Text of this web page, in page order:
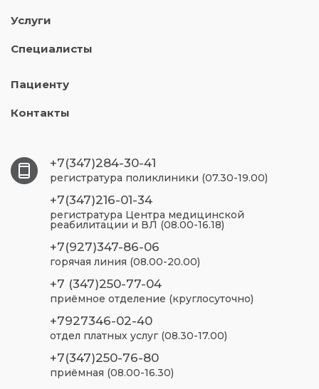
Услуги
Специалисты
Пациенту
Контакты
+7(347)284-30-41
регистратура поликлиники (07.30-19.00)
+7(347)216-01-34
регистратура Центра медицинской
реабилитации и ВЛ (08.00-16.18)
+7(927)347-86-06
горячая линия (08.00-20.00)
+7 (347)250-77-04
приёмное отделение (круглосуточно)
+7927346-02-40
отдел платных услуг (08.30-17.00)
+7(347)250-76-80
приёмная (08.00-16.30)